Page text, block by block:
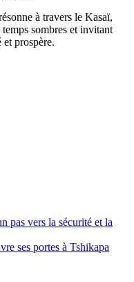
à travers le Kasaï,
sombres et invitant
et prospère.
pas vers la sécurité et la
ses portes à Tshikapa